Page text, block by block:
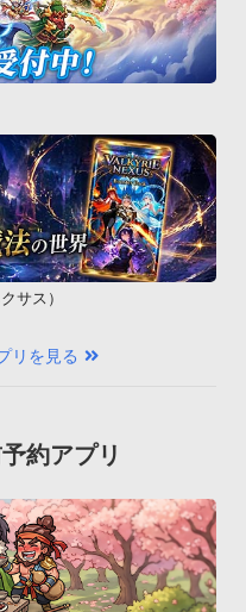
サス）
リを見る
約アプリ